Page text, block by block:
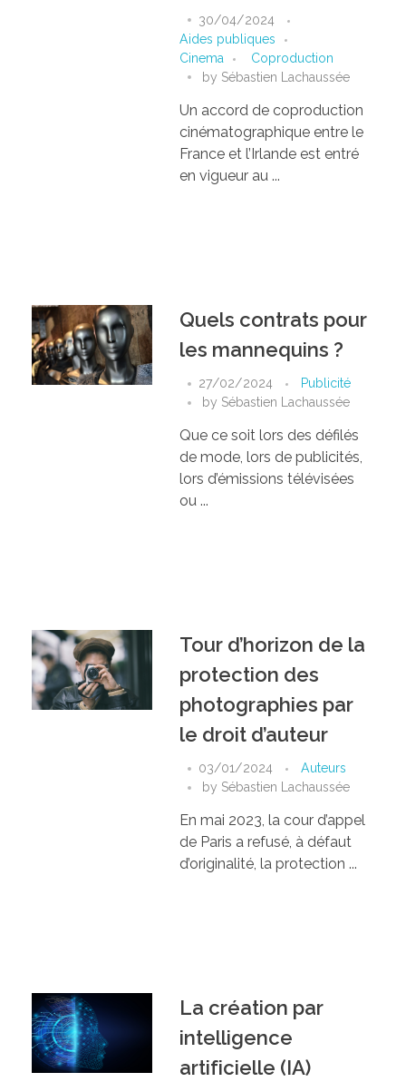
30/04/2024
Aides publiques
Cinema
Coproduction
by Sébastien Lachaussée
Un accord de coproduction
cinématographique entre le
France et l’Irlande est entré
en vigueur au ...
Quels contrats pour
les mannequins ?
27/02/2024
Publicité
by Sébastien Lachaussée
Que ce soit lors des défilés
de mode, lors de publicités,
lors d’émissions télévisées
ou ...
Tour d’horizon de la
protection des
photographies par
le droit d’auteur
03/01/2024
Auteurs
by Sébastien Lachaussée
En mai 2023, la cour d’appel
de Paris a refusé, à défaut
d’originalité, la protection ...
La création par
intelligence
artificielle (IA)